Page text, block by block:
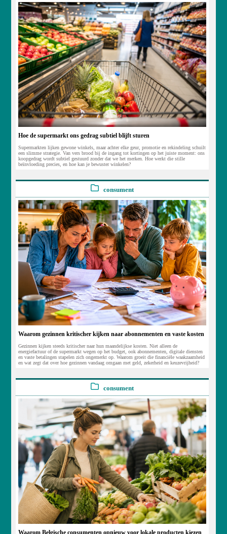
Hoe de supermarkt ons gedrag subtiel blijft sturen
Supermarkten lijken gewone winkels, maar achter elke geur, promotie en rekindeling schuilt
een slimme strategie. Van vers brood bij de ingang tot kortingen op het juiste moment: ons
koopgedrag wordt subtiel gestuurd zonder dat we het merken. Hoe werkt die stille
beïnvloeding precies, en hoe kan je bewuster winkelen?
consument
Waarom gezinnen kritischer kijken naar abonnementen en vaste kosten
Gezinnen kijken steeds kritischer naar hun maandelijkse kosten. Niet alleen de
energiefactuur of de supermarkt wegen op het budget, ook abonnementen, digitale diensten
en vaste betalingen stapelen zich ongemerkt op. Waarom groeit die financiële waakzaamheid
en wat zegt dat over hoe gezinnen vandaag omgaan met geld, zekerheid en keuzevrijheid?
consument
Waarom Belgische consumenten opnieuw voor lokale producten kiezen